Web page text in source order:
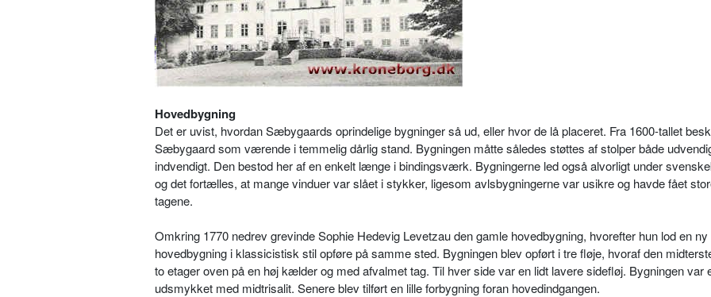
Hovedbygning
Det er uvist, hvordan Sæbygaards oprindelige bygninger så ud, eller hvor de lå placeret. Fra 1600-tallet
Sæbygaard som værende i temmelig dårlig stand. Bygningen måtte således støttes af stolper både
indvendigt. Den bestod her af en enkelt længe i bindingsværk. Bygningerne led også alvorligt under
og det fortælles, at mange vinduer var slået i stykker, ligesom avlsbygningerne var usikre og havde fået
tagene.
Omkring 1770 nedrev grevinde Sophie Hedevig Levetzau den gamle hovedbygning, hvorefter hun lod en ny
hovedbygning i klassicistisk stil opføre på samme sted. Bygningen blev opført i tre fløje, hvoraf den
to etager oven på en høj kælder og med afvalmet tag. Til hver side var en lidt lavere sidefløj. Bygningen var
udsmykket med midtrisalit. Senere blev tilført en lille forbygning foran hovedindgangen.